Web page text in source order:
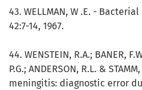
43. WELLMAN, W .E. -
42:7-14, 1967.
44. WENSTEIN, R.A.; BANER,
P.G.; ANDERSON, R.L. &
meningitis: diagnostic error